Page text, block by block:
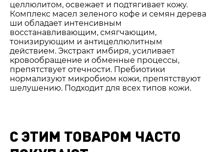
целлюлитом, освежает и подтягивает кожу.
Комплекс масел зеленого кофе и семян дерева
ши обладает интенсивным
восстанавливающим, смягчающим,
тонизирующим и антицеллюлитным
действием. Экстракт имбиря, усиливает
кровообращение и обменные процессы,
препятствует отечности. Пребиотики
нормализуют микробиом кожи, препятствуют
шелушению. Подходит для всех типов кожи.
С ЭТИМ ТОВАРОМ ЧАСТО